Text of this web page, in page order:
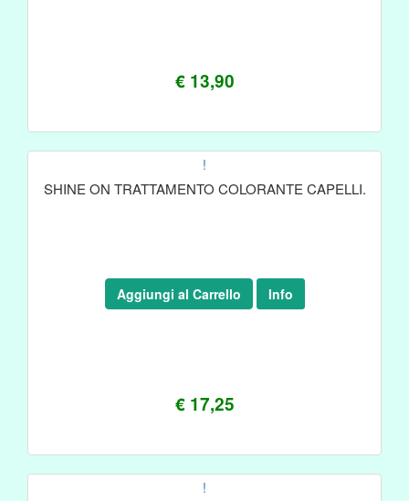
€ 13,90
!
SHINE ON TRATTAMENTO COLORANTE CAPELLI.
€ 17,25
Aggiungi al Carrello Info
!